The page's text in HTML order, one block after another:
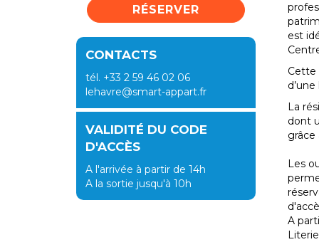
RÉSERVER
CONTACTS
tél. +33 2 59 46 02 06
lehavre@smart-appart.fr
VALIDITÉ DU CODE
D'ACCÈS
A l'arrivée à partir de 14h
A la sortie jusqu'à 10h
est
Cette
La
dont
grâce
Les
A